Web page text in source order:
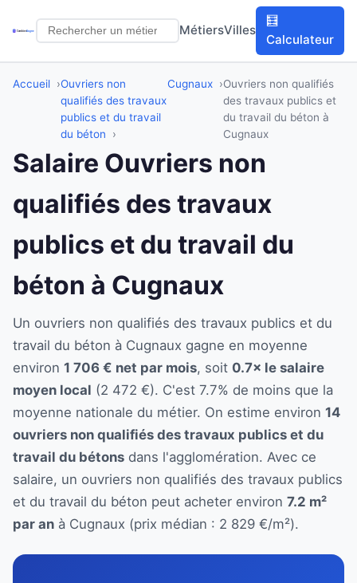
MétiersVilles
🧮
Calculateur
Accueil
Ouvriers non
qualifiés des travaux
publics et du travail
du béton
Cugnaux
Ouvriers non qualifiés
des travaux publics et
du travail du béton à
Cugnaux
Salaire Ouvriers non
qualifiés des travaux
publics et du travail du
béton à Cugnaux
Un ouvriers non qualifiés des travaux publics et du
travail du béton à Cugnaux gagne en moyenne
environ 1 706 € net par mois, soit 0.7× le salaire
moyen local (2 472 €). C'est 7.7% de moins que la
moyenne nationale du métier. On estime environ 14
ouvriers non qualifiés des travaux publics et du
travail du bétons dans l'agglomération. Avec ce
salaire, un ouvriers non qualifiés des travaux publics
et du travail du béton peut acheter environ 7.2 m²
par an à Cugnaux (prix médian : 2 829 €/m²).